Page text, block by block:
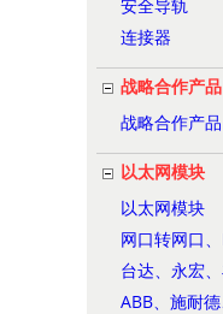
安全导轨
连接器
战略合作产品
战略合作产品
以太网模块
以太网模块
网口转网口
台达、永宏
ABB、施耐